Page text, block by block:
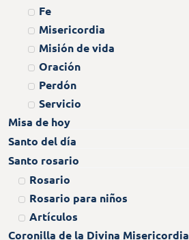
Fe
Misericordia
Misión de vida
Oración
Perdón
Servicio
Misa de hoy
Santo del día
Santo rosario
Rosario
Rosario para niños
Artículos
Coronilla de la Divina Misericordia